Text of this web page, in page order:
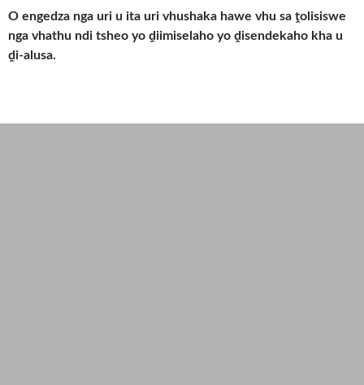
O engedza nga uri u ita uri vhushaka hawe vhu sa ṱolisiswe
nga vhathu ndi tsheo yo ḓiimiselaho yo ḓisendekaho kha u
ḓi-alusa.